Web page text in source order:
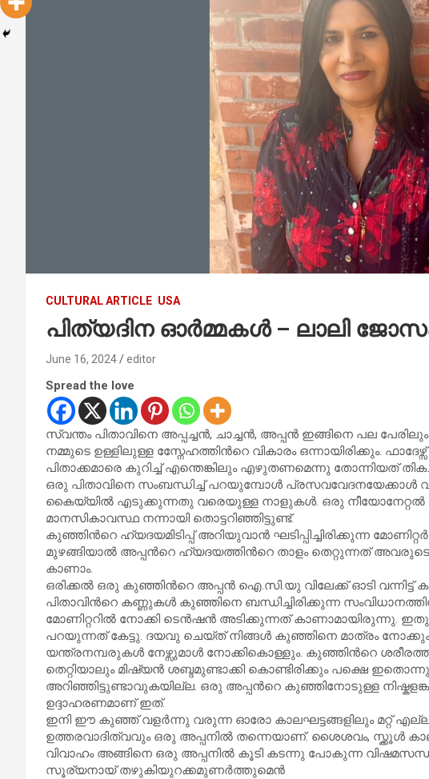
CULTURAL ARTICLE USA
പിത്യദിന ഓര്‍മ്മകള്‍ – ലാലി
June 16, 2024 editor
Spread the love
സ്വന്തം പിതാവിനെ അപ്പച്ചന്‍, ചാച്ചന്‍, അപ്പന്‍ ഇങ്ങിനെ പല
നമ്മുടെ ഉള്ളിലുള്ള സ്നേേഹത്തിന്‍റെ വികാരം ഒന്നായിരിക്കും.
പിതാക്കമാരെ കുറിച്ച് എന്തെങ്കിലും എഴുതണമെന്നു തോന്നിയത്
ഒരു പിതാവിനെ സംബന്ധിച്ച് പറയുമ്പോള്‍
കൈയ്യില്‍ എടുക്കുന്നതു വരെയുള്ള നാളുകള്‍. ഒരു നീയോനേറ്റല്‍
മാനസികാവസ്ഥ നന്നായി തൊട്ടറിഞ്ഞിട്ടുണ്ട്.
കുഞ്ഞിന്‍റെ ഹ്യദയമിടിപ്പ് അറിയുവാന്‍ ഘടിപ്പിച്ചിരിക്കുന്ന
മുഴങ്ങിയാല്‍ അപ്പന്‍റെ ഹ്യദയത്തിന്‍റെ താളം തെറ്റുന്നത്
കാണാം.
ഒരിക്കല്‍ ഒരു കുഞ്ഞിന്‍റെ അപ്പന്‍ ഐ.സി.യു വിലേക്ക് ഓടി
പിതാവിന്‍റെ കണ്ണുകള്‍ കുഞ്ഞിനെ ബന്ധിച്ചിരിക്കുന്ന
മോണിറ്ററില്‍ നോക്കി ടെന്‍ഷന്‍ അടിക്കുന്നത് കാണാമായിരുന്നു.
പറയുന്നത് കേട്ടു. ദയവു ചെയ്ത് നിങ്ങള്‍ കുഞ്ഞിനെ മാത്രം നോക്കുക.
യന്ത്രനമ്പരുകള്‍ നേഴ്സുമാള്‍ നോക്കികൊള്ളും. കുഞ്ഞിന്‍റെ
തെറ്റിയാലും മിഷ്യന്‍ ശബ്ദമുണ്ടാക്കി കൊണ്ടിരിക്കും പക്ഷെ
അറിഞ്ഞിട്ടുണ്ടാവുകയില്ല. ഒരു അപ്പന്‍റെ കുഞ്ഞിനോടുള്ള
ഉദ്ദാഹരണമാണ് ഇത്.
ഇനി ഈ കുഞ്ഞ് വളര്‍ന്നു വരുന്ന ഓരോ കാലഘട്ടങ്ങളിലും മറ്റ്
ഉത്തരവാദിത്വവും ഒരു അപ്പനില്‍ തന്നെയാണ്. ശൈശവം, സ്ക്കൂള്‍
വിവാഹം അങ്ങിനെ ഒരു അപ്പനില്‍ കൂടി കടന്നു പോകുന്ന
സൂര്യനായ് തഴുകിയുറക്കമുണര്‍ത്തുമെന്‍